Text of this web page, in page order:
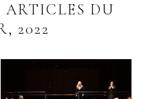
ARTICLES DU
2022